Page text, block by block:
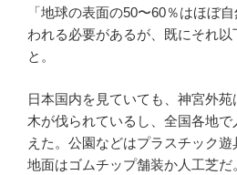
「地球の表面の50〜60％はほぼ
われる必要があるが、既にそれ以
と。
日本国内を見ていても、神宮外
木が伐られているし、全国各地
えた。公園などはプラスチック
地面はゴムチップ舗装か人工芝